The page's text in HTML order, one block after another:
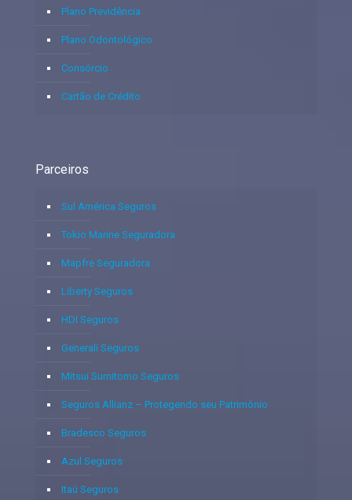
Plano Previdência
Plano Odontológico
Consórcio
Cartão de Crédito
Parceiros
Sul América Seguros
Tokio Marine Seguradora
Mapfre Seguradora
Liberty Seguros
HDI Seguros
Generali Seguros
Mitsui Sumitomo Seguros
Seguros Allianz – Protegendo seu Patrimônio
Bradesco Seguros
Azul Seguros
Itaú Seguros